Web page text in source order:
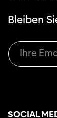
Bleiben
SOCIAL